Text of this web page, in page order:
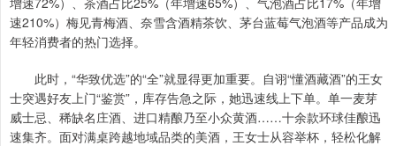
速210%）梅见青梅酒、奈雪含酒精茶饮、茅台蓝莓气泡酒等产品成为
年轻消费者的热门选择。
此时，“华致优选”的“全”就显得更加重要。自诩“懂酒藏酒”的王女
士突遇好友上门“鉴赏”，库存告急之际，她迅速线上下单。单一麦芽
威士忌、稀缺名庄酒、进口精酿乃至小众黄酒……十余款环球佳酿迅
速集齐。面对满桌跨越地域品类的美酒，王女士从容举杯，轻松化解